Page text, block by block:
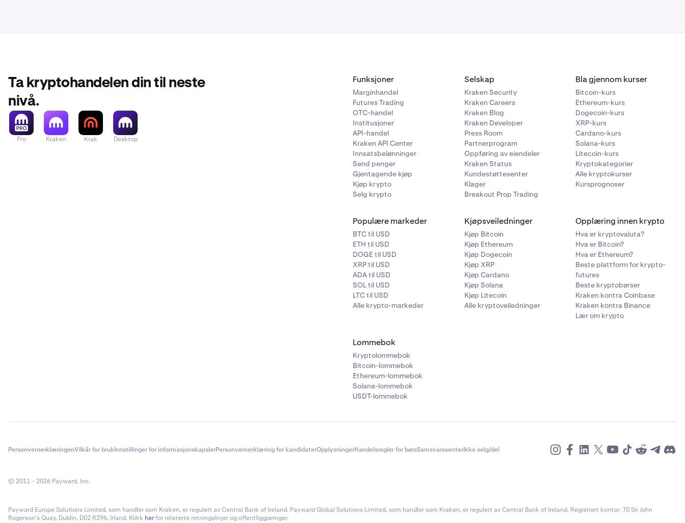
Ta kryptohandelen din til neste
nivå.
Pro Kraken Krak Desktop
Funksjoner
Marginhandel
Futures Trading
OTC-handel
Institusjoner
API-handel
Kraken API Center
Innsatsbelønninger
Send penger
Gjentagende kjøp
Kjøp krypto
Selg krypto
Selskap
Kraken Security
Kraken Careers
Kraken Blog
Kraken Developer
Press Room
Partnerprogram
Oppføring av eiendeler
Kraken Status
Kundestøttesenter
Klager
Breakout Prop Trading
Bla gjennom kurser
Bitcoin-kurs
Ethereum-kurs
Dogecoin-kurs
XRP-kurs
Cardano-kurs
Solana-kurs
Litecoin-kurs
Kryptokategorier
Alle kryptokurser
Kursprognoser
Populære markeder
BTC til USD
ETH til USD
DOGE til USD
XRP til USD
ADA til USD
SOL til USD
LTC til USD
Alle krypto-markeder
Kjøpsveiledninger
Kjøp Bitcoin
Kjøp Ethereum
Kjøp Dogecoin
Kjøp XRP
Kjøp Cardano
Kjøp Solana
Kjøp Litecoin
Alle kryptoveiledninger
Opplæring innen krypto
Hva er kryptovaluta?
Hva er Bitcoin?
Hva er Ethereum?
Beste plattform for krypto-
futures
Beste kryptobørser
Kraken kontra Coinbase
Kraken kontra Binance
Lær om krypto
Lommebok
Kryptolommebok
Bitcoin-lommebok
Ethereum-lommebok
Solana-lommebok
USDT-lommebok
PersonvernerklæringenVilkår for brukInnstillinger for informasjonskapslerPersonvernerklæring for kandidaterOpplysningerHandelsregler for børsSamsvarssenterIkke selg/del
© 2011 – 2026 Payward, Inc.
Payward Europe Solutions Limited, som handler som Kraken, er regulert av Central Bank of Ireland. Payward Global Solutions Limited, som handler som Kraken, er regulert av Central Bank of Ireland. Registrert kontor: 70 Sir John
Rogerson’s Quay, Dublin, D02 R296, Irland. Klikk herfor relaterte retningslinjer og offentliggjøringer.